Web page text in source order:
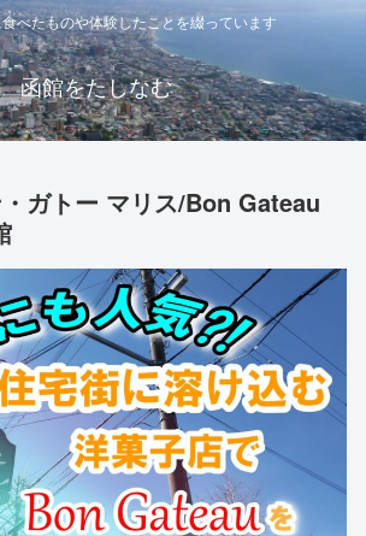
べたものや体験したことを綴っています
函館をたしなむ
ガトー マリス/Bon Gateau